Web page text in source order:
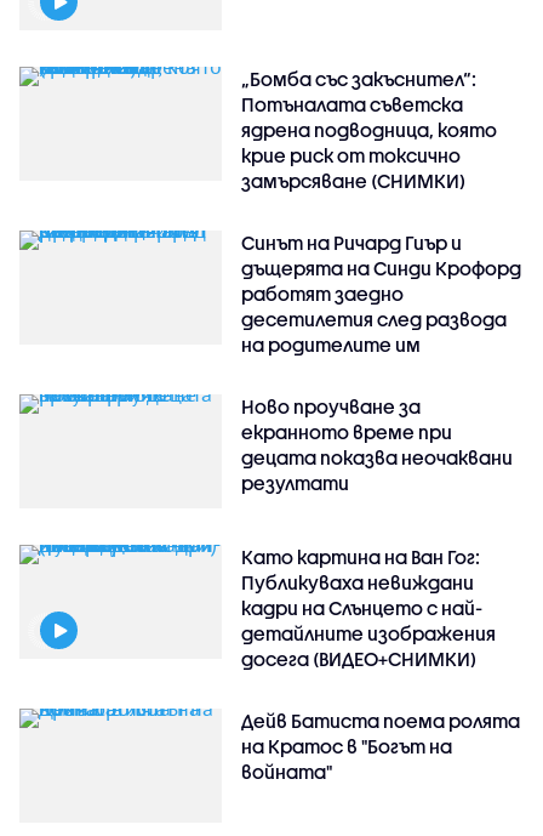
„Бомба със закъснител“:
Потъналата съветска
ядрена подводница, която
крие риск от токсично
замърсяване (СНИМКИ)
Синът на Ричард Гиър и
дъщерята на Синди Крофорд
работят заедно
десетилетия след развода
на родителите им
Ново проучване за
екранното време при
децата показва неочаквани
резултати
Като картина на Ван Гог:
Публикуваха невиждани
кадри на Слънцето с най-
детайлните изображения
досега (ВИДЕО+СНИМКИ)
Дейв Батиста поема ролята
на Кратос в "Богът на
войната"